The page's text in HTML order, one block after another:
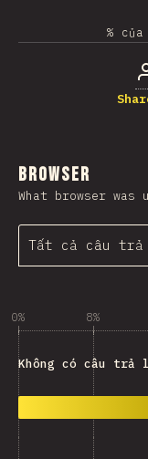
%
Browser
What browser
Tất cả câu
0% 8%
Không có câu trả